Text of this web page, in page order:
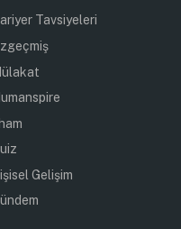
Tavsiyeleri
Gelişim